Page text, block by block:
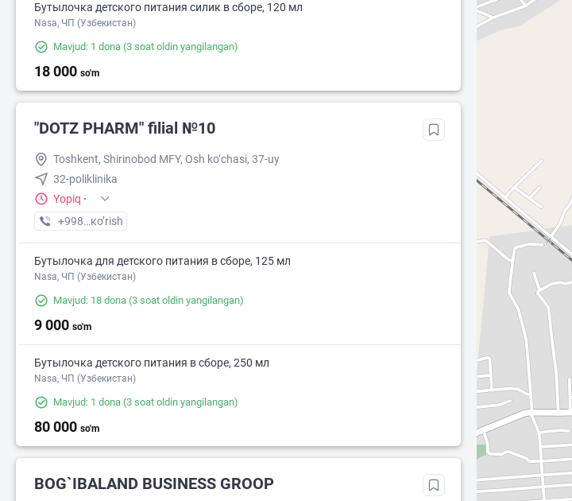
Бутылочка детского питания силик в сборе, 120 мл
Nasa, ЧП (Узбекистан)
Mavjud: 1 dona (3 soat oldin yangilangan)
18 000 so'm
"DOTZ PHARM" filial №10
Toshkent, Shirinobod MFY, Osh ko‘chasi, 37-uy
32-poliklinika
Yopiq ·
+998 (77) XXX-XX-XX
кo’rish
Бутылочка для детского питания в сборе, 125 мл
Nasa, ЧП (Узбекистан)
Mavjud: 18 dona (3 soat oldin yangilangan)
9 000 so'm
Бутылочка детского питания в сборе, 250 мл
Nasa, ЧП (Узбекистан)
Mavjud: 1 dona (3 soat oldin yangilangan)
80 000 so'm
BOG`IBALAND BUSINESS GROOP